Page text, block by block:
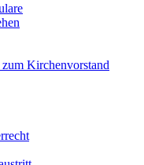
Kirchenvorstand